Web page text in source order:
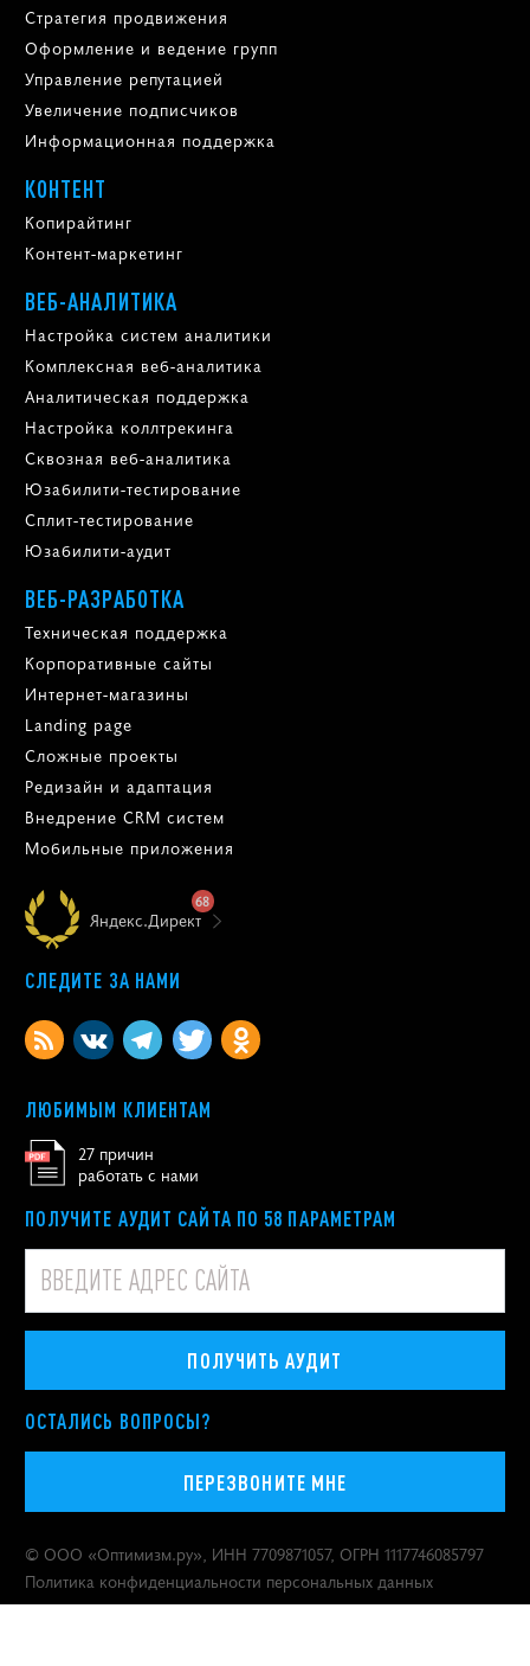
Стратегия продвижения
Оформление и ведение групп
Управление репутацией
Увеличение подписчиков
Информационная поддержка
КОНТЕНТ
Копирайтинг
Контент-маркетинг
ВЕБ-АНАЛИТИКА
Настройка систем аналитики
Комплексная веб-аналитика
Аналитическая поддержка
Настройка коллтрекинга
Сквозная веб-аналитика
Юзабилити-тестирование
Сплит-тестирование
Юзабилити-аудит
ВЕБ-РАЗРАБОТКА
Техническая поддержка
Корпоративные сайты
Интернет-магазины
Landing page
Сложные проекты
Редизайн и адаптация
Внедрение CRM систем
Мобильные приложения
Яндекс.Директ
68
СЛЕДИТЕ ЗА НАМИ
ЛЮБИМЫМ КЛИЕНТАМ
27 причин
работать с нами
ПОЛУЧИТЕ АУДИТ САЙТА ПО 58 ПАРАМЕТРАМ
ПОЛУЧИТЬ АУДИТ
ОСТАЛИСЬ ВОПРОСЫ?
ПЕРЕЗВОНИТЕ МНЕ
© ООО «Оптимизм.ру», ИНН 7709871057, ОГРН 1117746085797
Политика конфиденциальности персональных данных